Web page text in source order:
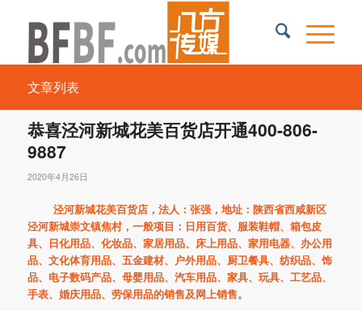
文章列表
恭喜泾河新城花美百货店开通400-806-
9887
2020年4月26日
泾河新城花美百货店，法人：张强，地址：陕西省西咸新区
泾河新城崇文镇焦村，一般项目：日用百货、服装鞋帽、箱包皮
具、日化用品、化妆品、家居用品、床上用品、家用电器、办公用
品、文化体育用品、五金建材、户外用品、厨卫餐具、纺织品、饰
品、电子数码产品、母婴用品、汽车用品、家具、玩具、工艺品、
手表、婚庆用品、劳保用品的销售及网上销售。